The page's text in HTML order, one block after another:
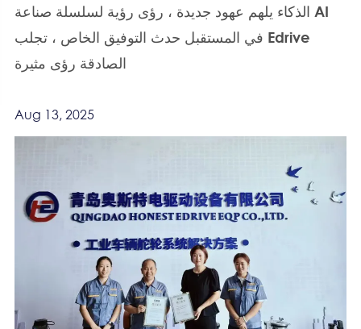
الذكاء يلهم عهود جديدة ، رؤى رؤية لسلسلة صناعة AI
في المستقبل حدث التوفيق الخاص ، تجلب Edrive
الصادقة رؤى مثيرة
Aug 13, 2025